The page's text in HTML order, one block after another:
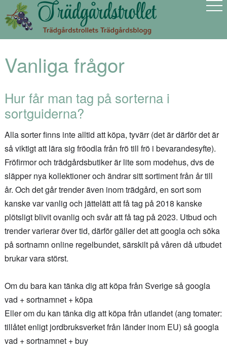
Vanliga frågor
Hur får man tag på sorterna i
sortguiderna?
Alla sorter finns inte alltid att köpa, tyvärr (det är därför det är
så viktigt att lära sig fröodla från frö till frö i bevarandesyfte).
Fröfirmor och trädgårdsbutiker är lite som modehus, dvs de
släpper nya kollektioner och ändrar sitt sortiment från år till
år. Och det går trender även inom trädgård, en sort som
kanske var vanlig och jättelätt att få tag på 2018 kanske
plötsligt blivit ovanlig och svår att få tag på 2023. Utbud och
trender varierar över tid, därför gäller det att googla och söka
på sortnamn online regelbundet, särskilt på våren då utbudet
brukar vara störst.
Om du bara kan tänka dig att köpa från Sverige så googla
vad + sortnamnet + köpa
Eller om du kan tänka dig att köpa från utlandet (ang tomater:
tillåtet enligt jordbruksverket från länder inom EU) så googla
vad + sortnamnet + buy